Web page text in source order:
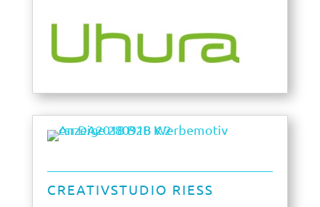
CREATIVSTUDIO RIESS